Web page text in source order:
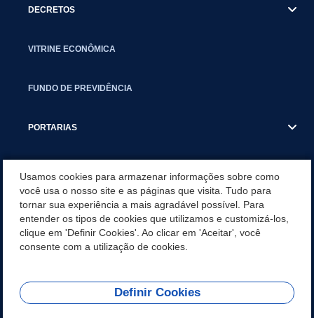
DECRETOS
VITRINE ECONÔMICA
FUNDO DE PREVIDÊNCIA
PORTARIAS
CONCURSO/PSS/CONVOCAÇÃO
INCENTIVOS PÚBLICOS À PROJETOS CULTURAIS - INÁCIO
MARTINS PR
REDES SOCIAIS
Usamos cookies para armazenar informações sobre como
você usa o nosso site e as páginas que visita. Tudo para
tornar sua experiência a mais agradável possível. Para
entender os tipos de cookies que utilizamos e customizá-los,
clique em 'Definir Cookies'. Ao clicar em 'Aceitar', você
consente com a utilização de cookies.
Definir Cookies